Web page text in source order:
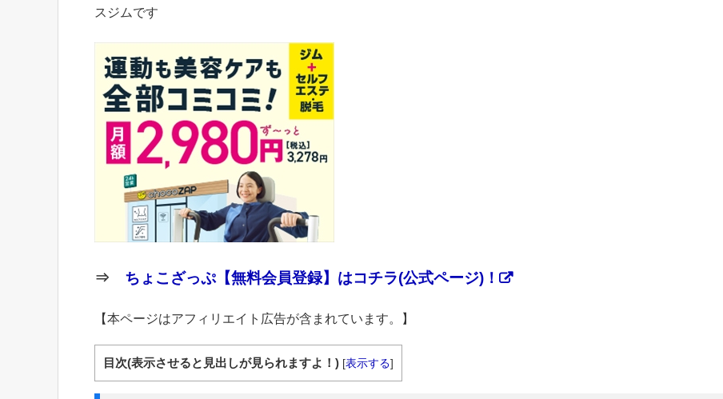
スジムです
⇒ ちょこざっぷ【無料会員登録】はコチラ(公式ページ)！
【本ページはアフィリエイト広告が含まれています。】
目次(表示させると見出しが見られますよ！) [表示する]